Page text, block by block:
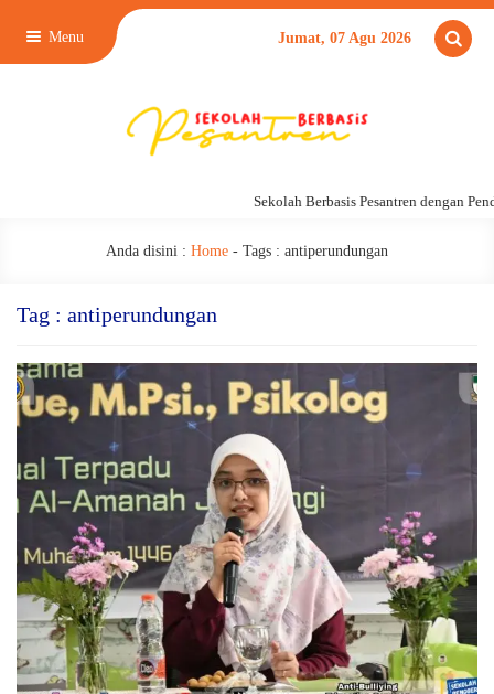
Menu Jumat, 07 Agu 2026
Sekolah Berbasis Pesantren dengan
Anda disini : Home - Tags : antiperundungan
Tag : antiperundungan